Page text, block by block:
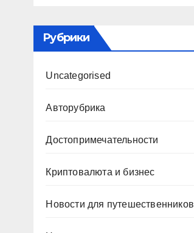
Рубрики
Uncategorised
Авторубрика
Достопримечательности
Криптовалюта и бизнес
Новости для путешественников